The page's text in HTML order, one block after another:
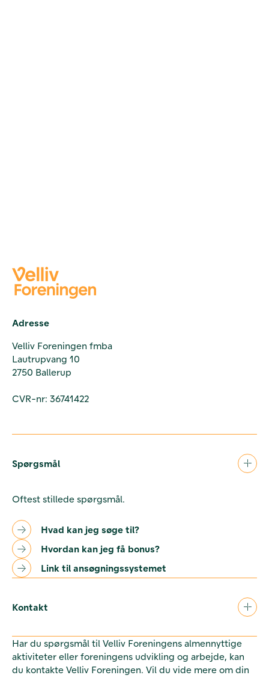
Adresse
Velliv Foreningen fmba
Lautrupvang 10
2750 Ballerup
CVR-nr: 36741422
Spørgsmål
Oftest stillede spørgsmål.
Hvad kan jeg søge til?
Hvordan kan jeg få bonus?
Link til ansøgningssystemet
Kontakt
Har du spørgsmål til Velliv Foreningens almennyttige
aktiviteter eller foreningens udvikling og arbejde, kan
du kontakte Velliv Foreningen. Vil du vide mere om din